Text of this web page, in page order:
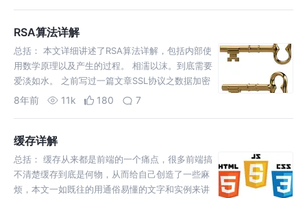
序不支持…
RSA算法详解
总括： 本文详细讲述了RSA算法详解，包括内部使
用数学原理以及产生的过程。 相濡以沫。到底需要
爱淡如水。 之前写过一篇文章SSL协议之数据加密
过程，里面详细讲述了数据加密的过程以及需要的
对…
8年前 11k 180 7
缓存详解
总括： 缓存从来都是前端的一个痛点，很多前端搞
不清楚缓存到底是何物，从而给自己创造了一些麻
烦，本文一如既往的用通俗易懂的文字和实例来讲